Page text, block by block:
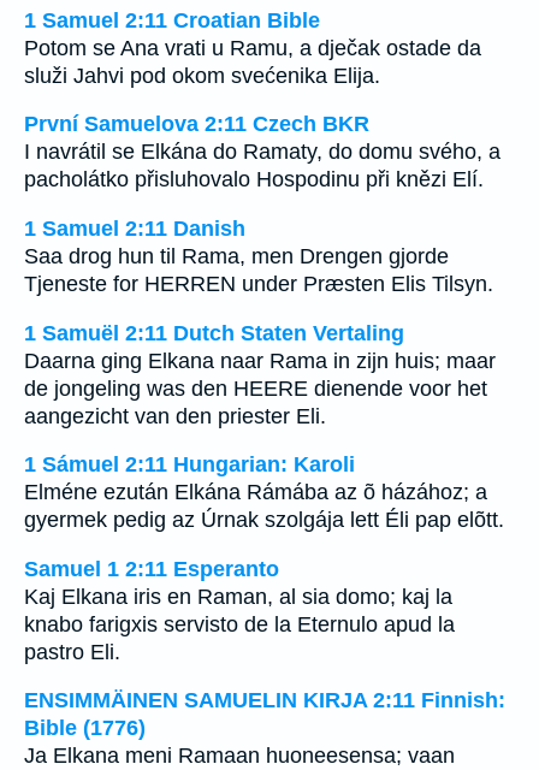
1 Samuel 2:11 Croatian Bible
Potom se Ana vrati u Ramu, a dječak ostade da
služi Jahvi pod okom svećenika Elija.
První Samuelova 2:11 Czech BKR
I navrátil se Elkána do Ramaty, do domu svého, a
pacholátko přisluhovalo Hospodinu při knězi Elí.
1 Samuel 2:11 Danish
Saa drog hun til Rama, men Drengen gjorde
Tjeneste for HERREN under Præsten Elis Tilsyn.
1 Samuël 2:11 Dutch Staten Vertaling
Daarna ging Elkana naar Rama in zijn huis; maar
de jongeling was den HEERE dienende voor het
aangezicht van den priester Eli.
1 Sámuel 2:11 Hungarian: Karoli
Elméne ezután Elkána Rámába az õ házához; a
gyermek pedig az Úrnak szolgája lett Éli pap elõtt.
Samuel 1 2:11 Esperanto
Kaj Elkana iris en Raman, al sia domo; kaj la
knabo farigxis servisto de la Eternulo apud la
pastro Eli.
ENSIMMÄINEN SAMUELIN KIRJA 2:11 Finnish:
Bible (1776)
Ja Elkana meni Ramaan huoneesensa; vaan